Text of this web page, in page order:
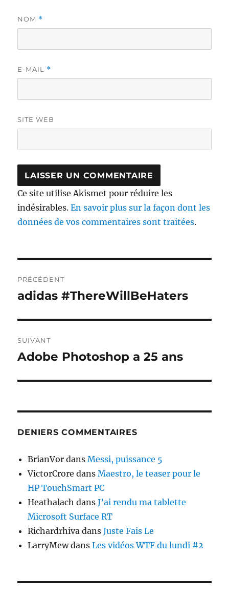
NOM *
E-MAIL *
SITE WEB
Ce site utilise Akismet pour réduire les
indésirables.En savoir plus sur la façon dont les
données de vos commentaires sont traitées.
de
PRÉCÉDENT
Publication
adidas #ThereWillBeHaters
SUIVANT
Publication
Adobe Photoshop a 25 ans
DENIERS COMMENTAIRES
BrianVor dansMessi, puissance 5
VictorCrore dansMaestro, le teaser pour le
HP TouchSmart PC
Heathalach dansJ’ai rendu ma tablette
Microsoft Surface RT
Richardrhiva dansJuste Fais Le
LarryMewdansLes vidéos WTF du lundi #2